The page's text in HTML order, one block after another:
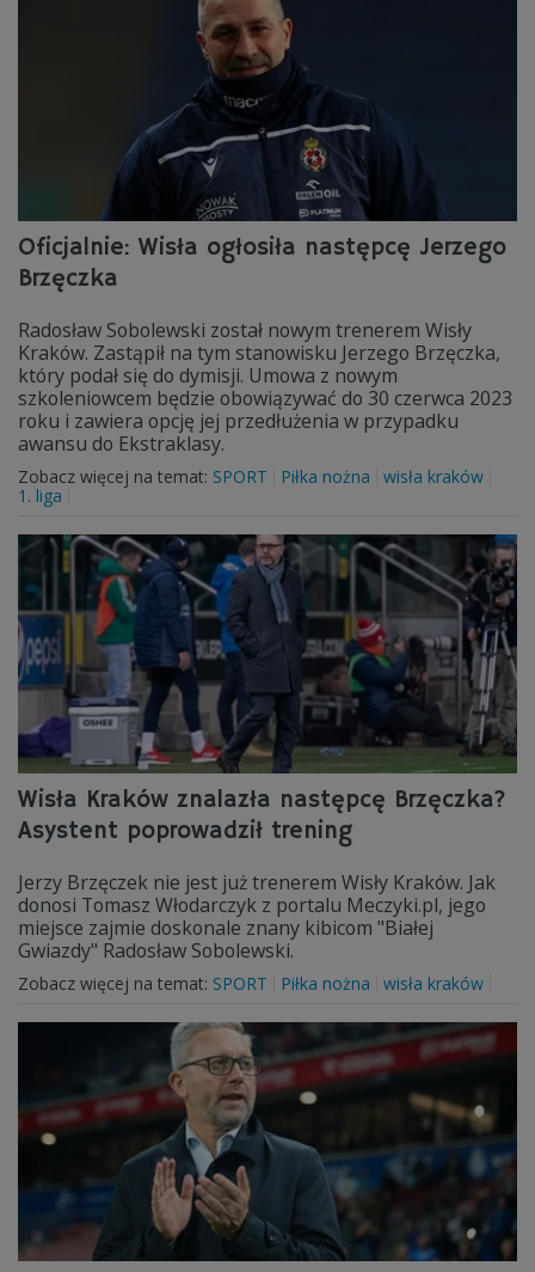
Oficjalnie: Wisła ogłosiła następcę Jerzego
Brzęczka
Radosław Sobolewski został nowym trenerem Wisły
Kraków. Zastąpił na tym stanowisku Jerzego Brzęczka,
który podał się do dymisji. Umowa z nowym
szkoleniowcem będzie obowiązywać do 30 czerwca 2023
roku i zawiera opcję jej przedłużenia w przypadku
awansu do Ekstraklasy.
Zobacz więcej na temat: SPORT Piłka nożna
wisła kraków
1. liga
Wisła Kraków znalazła następcę Brzęczka?
Asystent poprowadził trening
Jerzy Brzęczek nie jest już trenerem Wisły Kraków. Jak
donosi Tomasz Włodarczyk z portalu Meczyki.pl, jego
miejsce zajmie doskonale znany kibicom "Białej
Gwiazdy" Radosław Sobolewski.
Zobacz więcej na temat: SPORT Piłka nożna wisła kraków